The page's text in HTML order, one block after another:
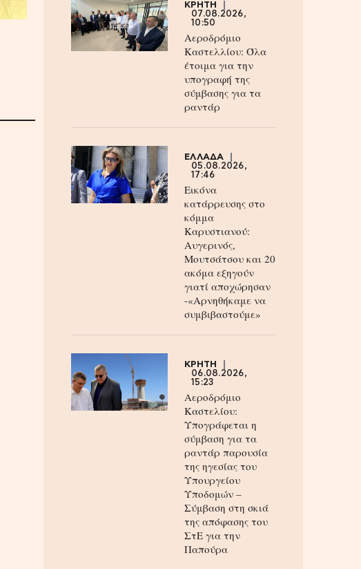
ΚΡΗΤΗ
07.08.2026,
10:50
Αεροδρόμιο
Καστελλίου: Όλα
έτοιμα για την
υπογραφή της
σύμβασης για τα
ραντάρ
ΕΛΛΑΔΑ
05.08.2026,
17:46
Εικόνα
κατάρρευσης στο
κόμμα
Καρυστιανού:
Αυγερινός,
Μουτσάτσου και 20
ακόμα εξηγούν
γιατί αποχώρησαν
-«Αρνηθήκαμε να
συμβιβαστούμε»
ΚΡΗΤΗ
06.08.2026,
15:23
Αεροδρόμιο
Καστελίου:
Υπογράφεται η
σύμβαση για τα
ραντάρ παρουσία
της ηγεσίας του
Υπουργείου
Υποδομών –
Σύμβαση στη σκιά
της απόφασης του
ΣτΕ για την
Παπούρα